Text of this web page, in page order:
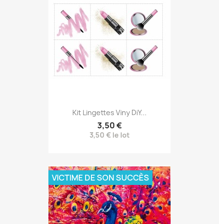
Kit Lingettes Viny DiY...
3,50 €
3,50 € le lot
VICTIME DE SON SUCCÈS